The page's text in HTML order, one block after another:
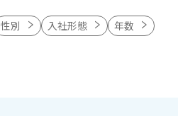
性別 入社形態
年数